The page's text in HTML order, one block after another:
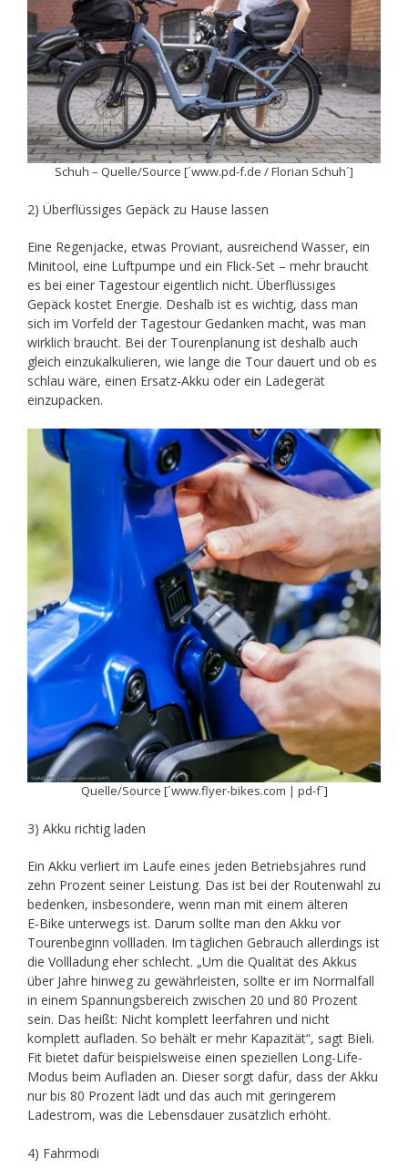
Schuh – Quelle/Source [´www.pd-f.de / Florian Schuh´]
2) Überflüssiges Gepäck zu Hause lassen
Eine Regenjacke, etwas Proviant, ausreichend Wasser, ein
Minitool, eine Luftpumpe und ein Flick-Set – mehr braucht
es bei einer Tagestour eigentlich nicht. Überflüssiges
Gepäck kostet Energie. Deshalb ist es wichtig, dass man
sich im Vorfeld der Tagestour Gedanken macht, was man
wirklich braucht. Bei der Tourenplanung ist deshalb auch
gleich einzukalkulieren, wie lange die Tour dauert und ob es
schlau wäre, einen Ersatz-Akku oder ein Ladegerät
einzupacken.
Quelle/Source [´www.flyer-bikes.com | pd-f´]
3) Akku richtig laden
Ein Akku verliert im Laufe eines jeden Betriebsjahres rund
zehn Prozent seiner Leistung. Das ist bei der Routenwahl zu
bedenken, insbesondere, wenn man mit einem älteren
E‑Bike unterwegs ist. Darum sollte man den Akku vor
Tourenbeginn vollladen. Im täglichen Gebrauch allerdings ist
die Vollladung eher schlecht. „Um die Qualität des Akkus
über Jahre hinweg zu gewährleisten, sollte er im Normalfall
in einem Spannungsbereich zwischen 20 und 80 Prozent
sein. Das heißt: Nicht komplett leerfahren und nicht
komplett aufladen. So behält er mehr Kapazität“, sagt Bieli.
Fit bietet dafür beispielsweise einen speziellen Long-Life-
Modus beim Aufladen an. Dieser sorgt dafür, dass der Akku
nur bis 80 Prozent lädt und das auch mit geringerem
Ladestrom, was die Lebensdauer zusätzlich erhöht.
4) Fahrmodi